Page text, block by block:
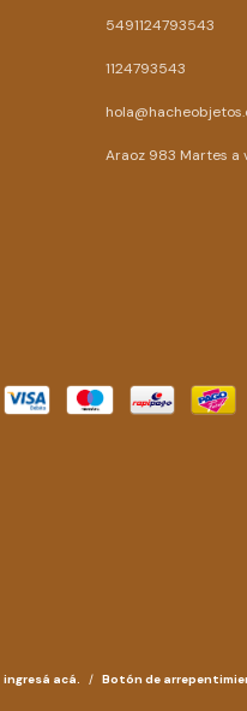
5491124793543
1124793543
Araoz 983 Martes a
ingresá acá. / Botón de